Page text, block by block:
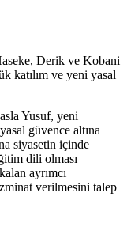
Derik ve Kobani
katılım ve yeni yasal
Yusuf, yeni
güvence altına
siyasetin içinde
dili olması
ayrımcı
verilmesini talep